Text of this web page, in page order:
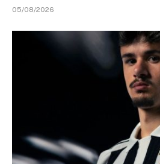
05/08/2026